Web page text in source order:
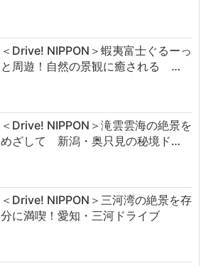
＜Drive! NIPPON＞蝦夷富士ぐるーっ
と周遊！自然の景観に癒される …
＜Drive! NIPPON＞滝雲雲海の絶景を
めざして 新潟・奥只見の秘境ド…
＜Drive! NIPPON＞三河湾の絶景を存
分に満喫！愛知・三河ドライブ